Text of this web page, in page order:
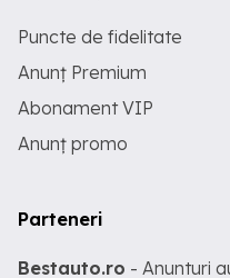
Puncte de fidelitate
Anunț Premium
Abonament VIP
Anunț promo
Parteneri
Bestauto.ro - Anunturi